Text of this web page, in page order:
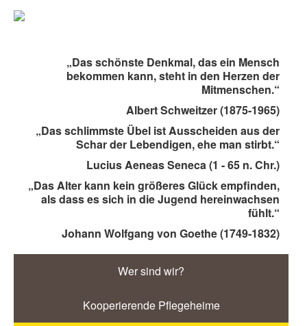
„Das schönste Denkmal, das ein Mensch
bekommen kann, steht in den Herzen der
Mitmenschen.“
Albert Schweitzer (1875-1965)
„Das schlimmste Übel ist Ausscheiden aus der
Schar der Lebendigen, ehe man stirbt.“
Lucius Aeneas Seneca (1 - 65 n. Chr.)
„Das Alter kann kein größeres Glück empfinden,
als dass es sich in die Jugend hereinwachsen
fühlt.“
Johann Wolfgang von Goethe (1749-1832)
Wer sind wir?
Kooperierende Pflegeheime